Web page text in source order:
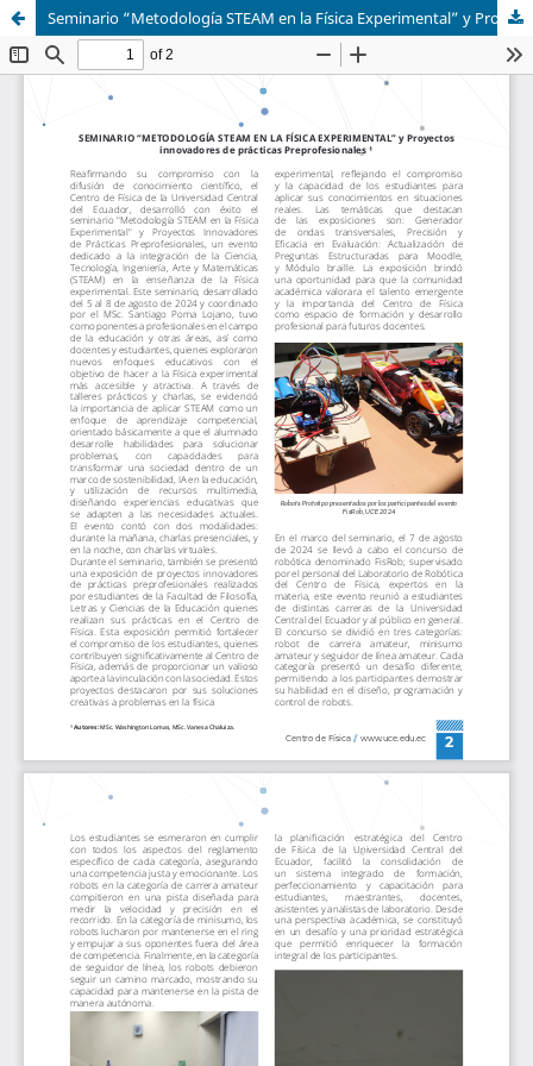
Seminario “Metodología STEAM en la Física Experimental” y Proyectos Innovadores de Prácticas Preprofesionales